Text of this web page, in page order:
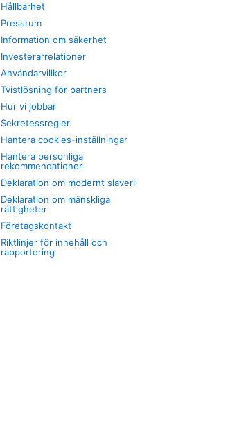
Hållbarhet
Pressrum
Information om säkerhet
Investerarrelationer
Användarvillkor
Tvistlösning för partners
Hur vi jobbar
Sekretessregler
Hantera cookies-inställningar
Hantera personliga
rekommendationer
Deklaration om modernt slaveri
Deklaration om mänskliga
rättigheter
Företagskontakt
Riktlinjer för innehåll och
rapportering